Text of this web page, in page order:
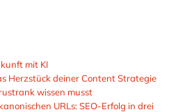
mit KI
Herzstück deiner Content Strategie
wissen musst
URLs: SEO-Erfolg in drei